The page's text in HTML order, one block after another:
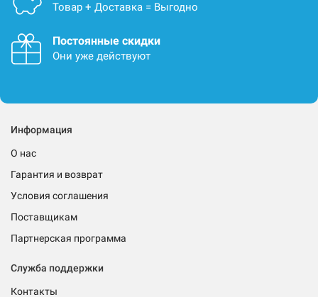
Товар + Доставка = Выгодно
Постоянные скидки
Они уже действуют
Информация
О нас
Гарантия и возврат
Условия соглашения
Поставщикам
Партнерская программа
Служба поддержки
Контакты